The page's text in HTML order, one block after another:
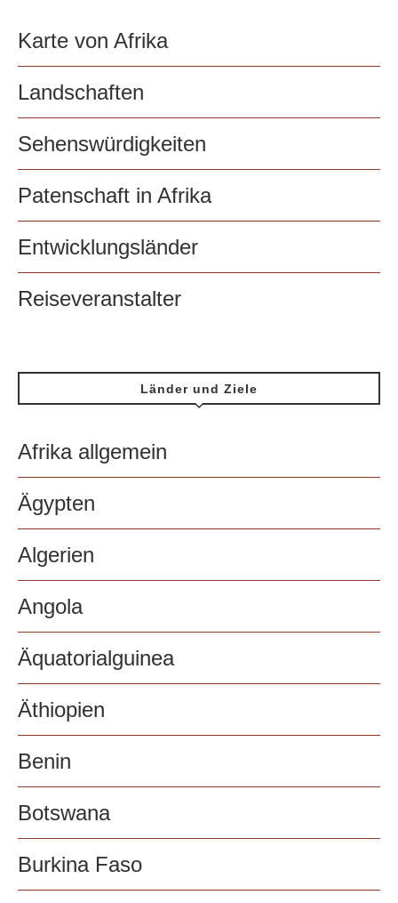
Karte von Afrika
Landschaften
Sehenswürdigkeiten
Patenschaft in Afrika
Entwicklungsländer
Reiseveranstalter
Länder und Ziele
Afrika allgemein
Ägypten
Algerien
Angola
Äquatorialguinea
Äthiopien
Benin
Botswana
Burkina Faso